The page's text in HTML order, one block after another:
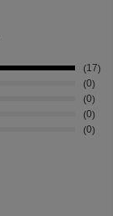
17
0
0
0
0